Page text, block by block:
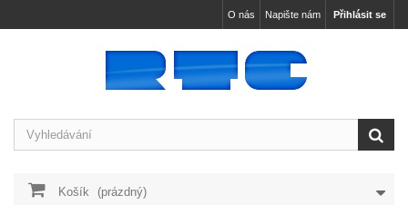
Přihlásit se
Napište nám
O nás
Košík (prázdný)